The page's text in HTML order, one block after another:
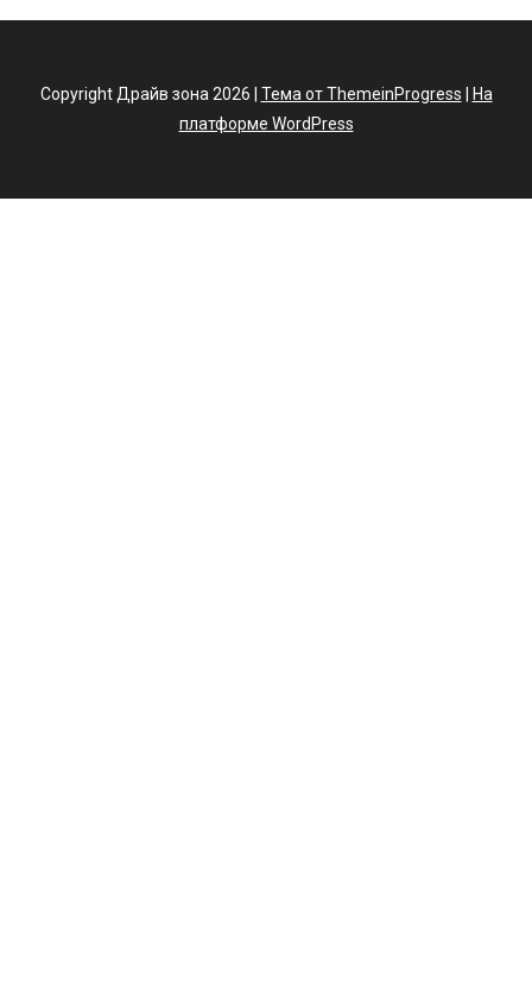
Copyright Драйв зона 2026 | Тема от ThemeinProgress
На
платформе WordPress